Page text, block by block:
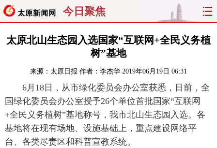
今日聚焦
首页 聚焦 太原 山西
纵横 曝光 综合 专题
旅游 理财 政务 教育
看天下 晋月读 最太原 网罗民生
太原北山生态园入选国家“互联网+全民义务植
树”基地
来源： 太原日报 作者：李杰华 2019年06月19日 06:31
6月18日，从市绿化委员会办公室获悉，日前，全
国绿化委员会办公室授予26个单位首批国家“互联网
+全民义务植树”基地称号，我市北山生态园入选。各
基地将在现有场地、设施基础上，重点建设网络平
台、各类尽责区和科普宣教系统。